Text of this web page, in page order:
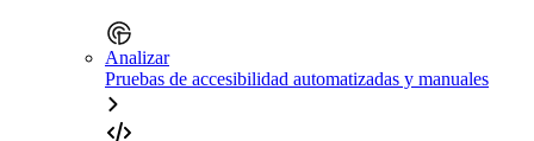
Analizar
Pruebas de accesibilidad automatizadas y manuales